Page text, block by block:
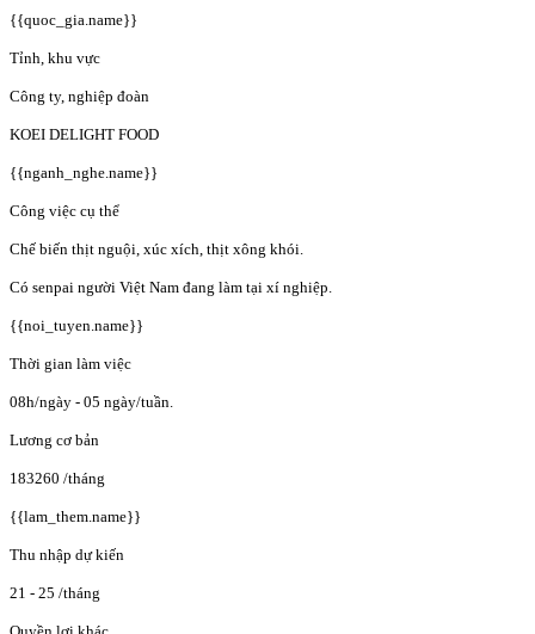
{{quoc_gia.name}}
Tỉnh, khu vực
Công ty, nghiệp đoàn
KOEI DELIGHT FOOD
{{nganh_nghe.name}}
Công việc cụ thể
Chế biến thịt nguội, xúc xích, thịt xông khói.
Có senpai người Việt Nam đang làm tại xí nghiệp.
{{noi_tuyen.name}}
Thời gian làm việc
08h/ngày - 05 ngày/tuần.
Lương cơ bản
183260 /tháng
{{lam_them.name}}
Thu nhập dự kiến
21 - 25 /tháng